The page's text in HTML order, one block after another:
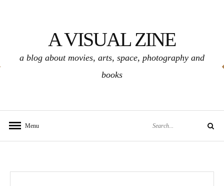
A VISUAL ZINE
a blog about movies, arts, space, photography and
books
Menu Search